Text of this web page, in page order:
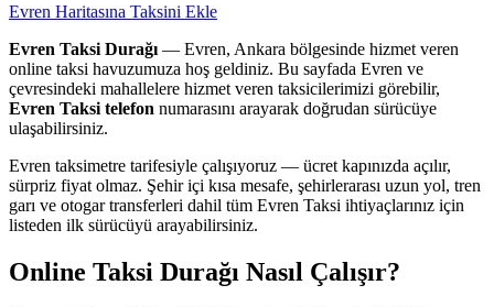
Evren Haritasına Taksini Ekle
Evren Taksi Durağı — Evren, Ankara bölgesinde hizmet veren
online taksi havuzumuza hoş geldiniz. Bu sayfada Evren ve
çevresindeki mahallelere hizmet veren taksicilerimizi görebilir,
Evren Taksi telefon numarasını arayarak doğrudan sürücüye
ulaşabilirsiniz.
Evren taksimetre tarifesiyle çalışıyoruz — ücret kapınızda açılır,
sürpriz fiyat olmaz. Şehir içi kısa mesafe, şehirlerarası uzun yol, tren
garı ve otogar transferleri dahil tüm Evren Taksi ihtiyaçlarınız için
listeden ilk sürücüyü arayabilirsiniz.
Online Taksi Durağı Nasıl Çalışır?